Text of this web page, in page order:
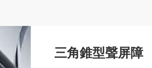
三角錐型聲屏障